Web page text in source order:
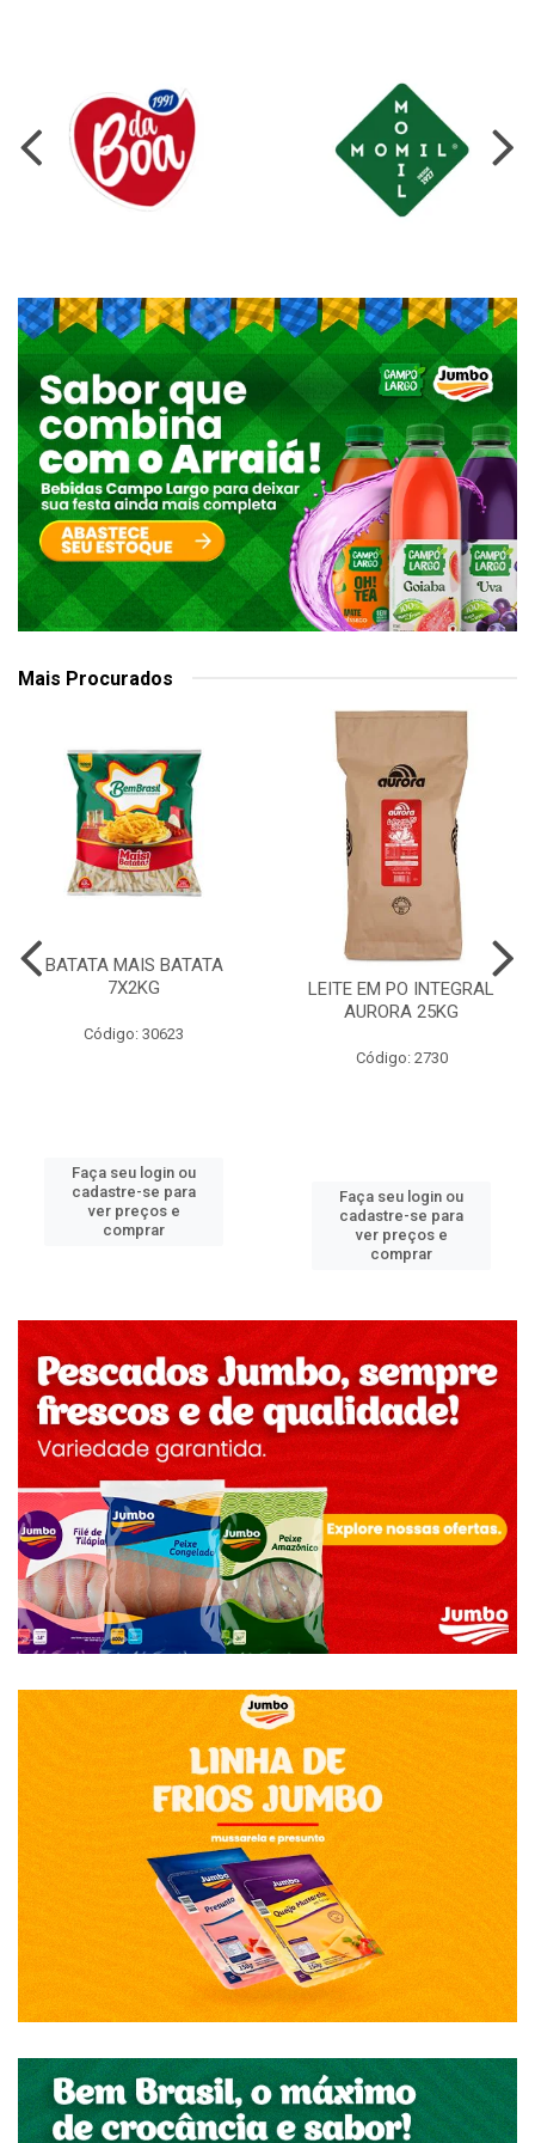
Mais Procurados
BATATA MAIS BATATA
7X2KG
Código: 30623
Faça seu login ou
cadastre-se para
ver preços e
comprar
LEITE EM PO INTEGRAL
AURORA 25KG
Código: 2730
Faça seu login ou
cadastre-se para
ver preços e
comprar